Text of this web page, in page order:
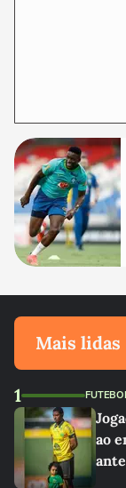
Mais lidas
1
ao